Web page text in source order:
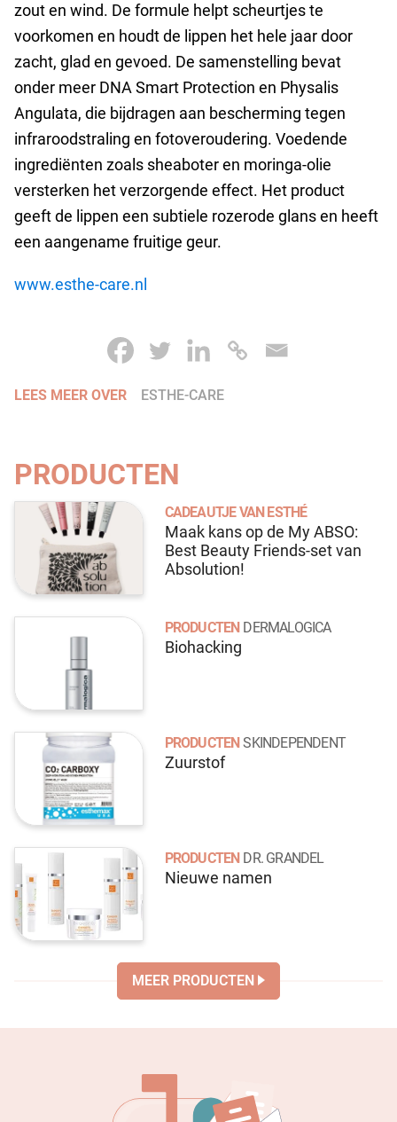
zout en wind. De formule helpt scheurtjes te
voorkomen en houdt de lippen het hele jaar door
zacht, glad en gevoed. De samenstelling bevat
onder meer DNA Smart Protection en Physalis
Angulata, die bijdragen aan bescherming tegen
infraroodstraling en fotoveroudering. Voedende
ingrediënten zoals sheaboter en moringa-olie
versterken het verzorgende effect. Het product
geeft de lippen een subtiele rozerode glans en heeft
een aangename fruitige geur.
www.esthe-care.nl
LEES MEER OVER ESTHE-CARE
PRODUCTEN
CADEAUTJE VAN ESTHÉ
Maak kans op de My ABSO:
Best Beauty Friends-set van
Absolution!
PRODUCTEN DERMALOGICA
Biohacking
PRODUCTEN SKINDEPENDENT
Zuurstof
PRODUCTEN DR. GRANDEL
Nieuwe namen
MEER PRODUCTEN